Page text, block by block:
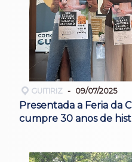
GUITIRIZ 09/07/2025
Presentada a Feria da
cumpre 30 anos de